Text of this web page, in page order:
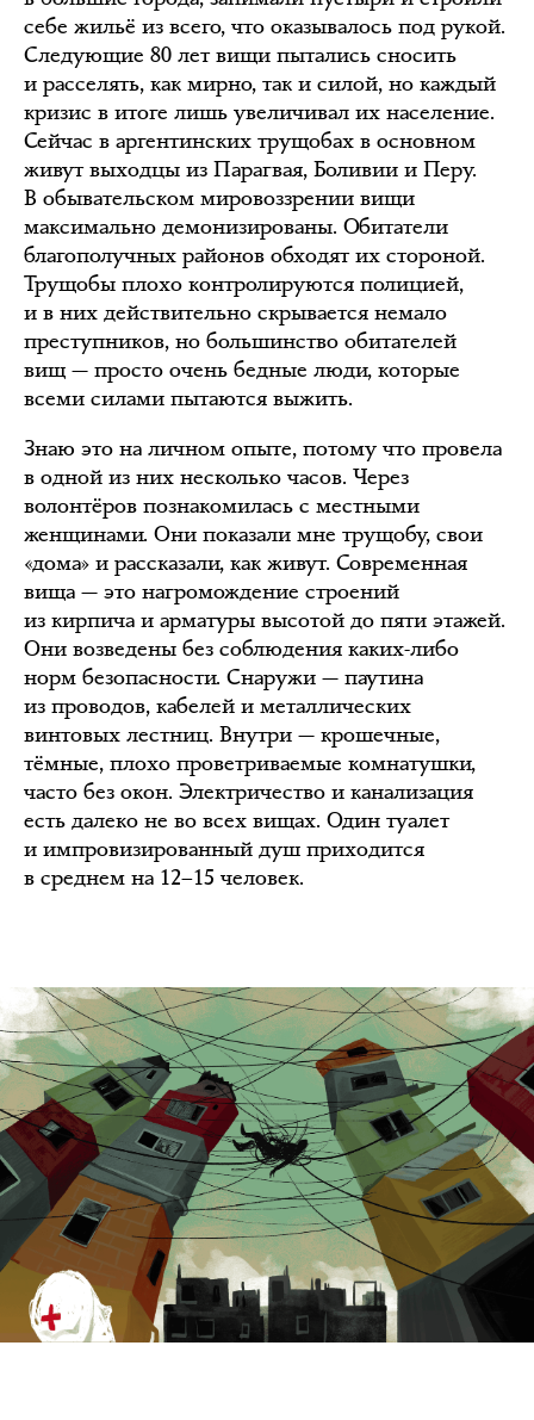
себе жильё из всего, что оказывалось под рукой.
Следующие 80 лет вищи пытались сносить
и расселять, как мирно, так и силой, но каждый
кризис в итоге лишь увеличивал их население.
Сейчас в аргентинских трущобах в основном
живут выходцы из Парагвая, Боливии и Перу.
В обывательском мировоззрении вищи
максимально демонизированы. Обитатели
благополучных районов обходят их стороной.
Трущобы плохо контролируются полицией,
и в них действительно скрывается немало
преступников, но большинство обитателей
вищ — просто очень бедные люди, которые
всеми силами пытаются выжить.
Знаю это на личном опыте, потому что провела
в одной из них несколько часов. Через
волонтёров познакомилась с местными
женщинами. Они показали мне трущобу, свои
«дома» и рассказали, как живут. Современная
вища — это нагромождение строений
из кирпича и арматуры высотой до пяти этажей.
Они возведены без соблюдения каких-либо
норм безопасности. Снаружи — паутина
из проводов, кабелей и металлических
винтовых лестниц. Внутри — крошечные,
тёмные, плохо проветриваемые комнатушки,
часто без окон. Электричество и канализация
есть далеко не во всех вищах. Один туалет
и импровизированный душ приходится
в среднем на 12–15 человек.